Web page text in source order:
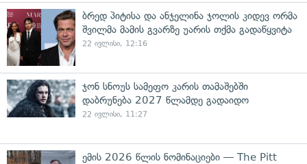
ბრედ პიტისა და ანჯელინა ჯოლის კიდევ ორმა
შვილმა მამის გვარზე უარის თქმა გადაწყვიტა
22 ივლისი, 12:16
ჯონ სნოუს სამეფო კარის თამაშებში
დაბრუნება 2027 წლამდე გადაიდო
22 ივლისი, 11:27
ემის 2026 წლის ნომინაციები — The Pitt